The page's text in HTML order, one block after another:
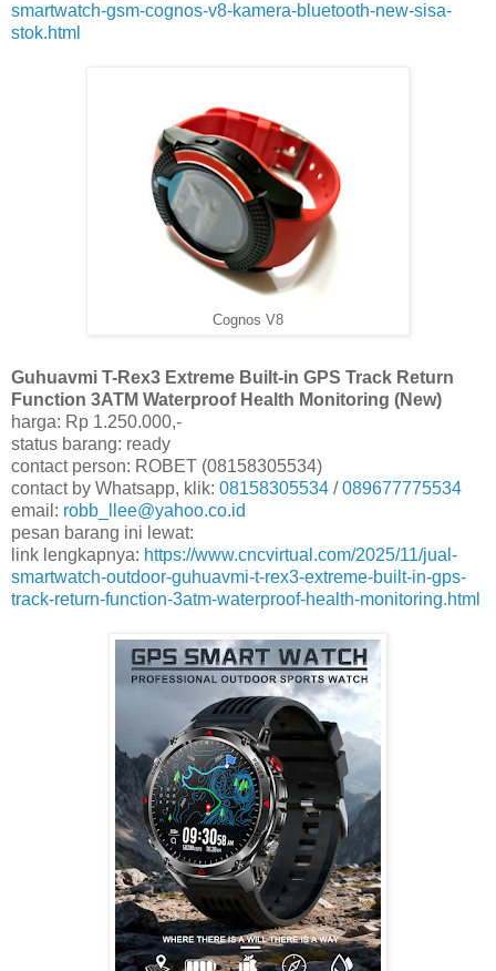
smartwatch-gsm-cognos-v8-kamera-bluetooth-new-sisa-
stok.html
Cognos V8
Guhuavmi T-Rex3 Extreme Built-in GPS Track Return
Function 3ATM Waterproof Health Monitoring (New)
harga: Rp 1.250.000,-
status barang: ready
contact person: ROBET (08158305534)
contact by Whatsapp, klik: 08158305534 /089677775534
email: robb_llee@yahoo.co.id
pesan barang ini lewat:
link lengkapnya: https://www.cncvirtual.com/2025/11/jual-
smartwatch-outdoor-guhuavmi-t-rex3-extreme-built-in-gps-
track-return-function-3atm-waterproof-health-monitoring.html